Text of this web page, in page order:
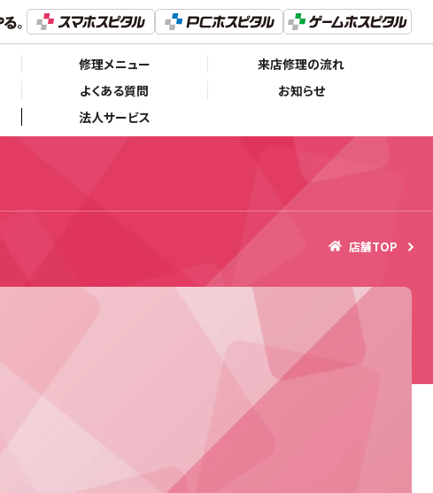
修理メニュー
来店修理の流れ
よくある質問
お知らせ
法人サービス
店舗TOP